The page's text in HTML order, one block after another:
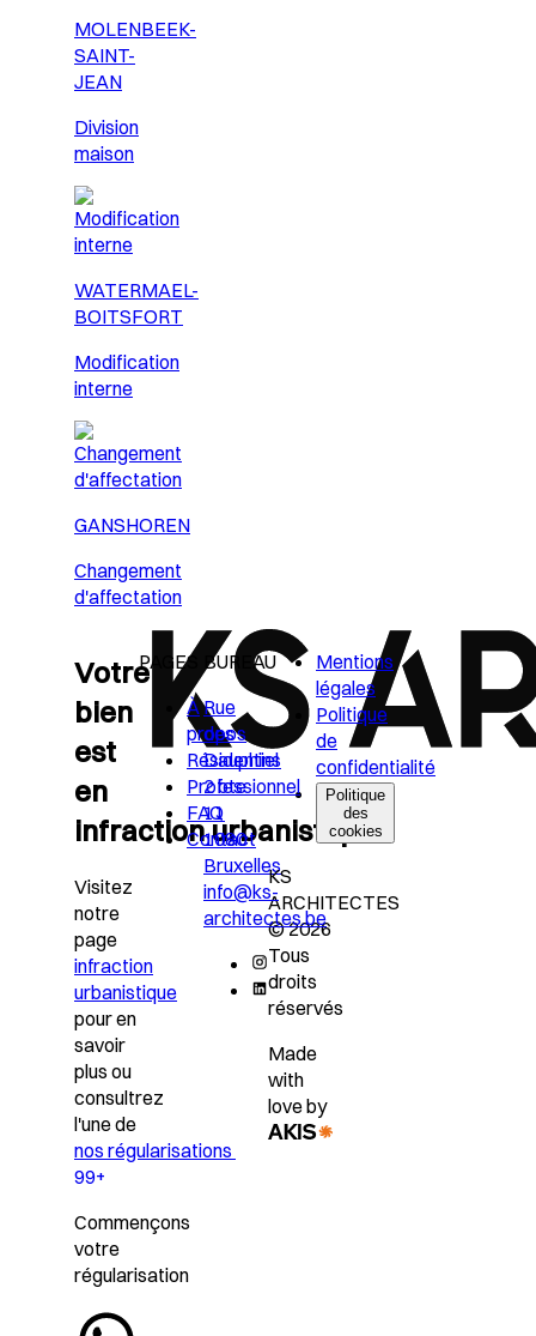
MOLENBEEK-
SAINT-
JEAN
Division
maison
WATERMAEL-
BOITSFORT
Modification
interne
GANSHOREN
Changement
d'affectation
Votre
bien
est
en
infraction urbanistique?
Visitez
notre
page
infraction
urbanistique
pour en
savoir
plus ou
consultrez
l'une de
nos régularisations
99+
Commençons
votre
régularisation
PAGES
À
propos
Résidentiel
Professionnel
FAQ
Contact
BUREAU
Rue
des
Dauphins
2 bte
11
1080
Bruxelles
info@ks-
architectes.be
Mentions
légales
Politique
de
confidentialité
Politique
des
cookies
KS
ARCHITECTES
© 2026
Tous
droits
réservés
Made
with
love by